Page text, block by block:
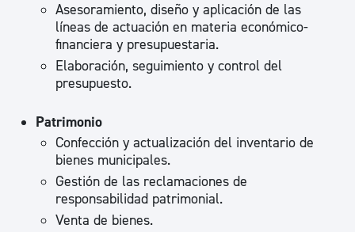
Asesoramiento, diseño y aplicación de las
líneas de actuación en materia económico-
financiera y presupuestaria.
Elaboración, seguimiento y control del
presupuesto.
Patrimonio
Confección y actualización del inventario de
bienes municipales.
Gestión de las reclamaciones de
responsabilidad patrimonial.
Venta de bienes.